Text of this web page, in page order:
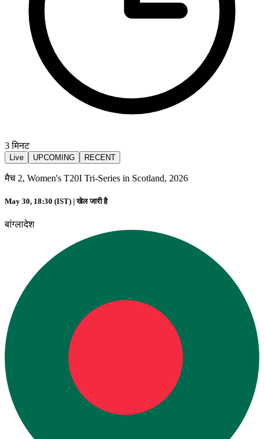
3मिनट
Live UPCOMING RECENT
मैच 2, Women's T20I Tri-Series in Scotland, 2026
May 30, 18:30 (IST) |खेल जारी है
बांग्लादेश